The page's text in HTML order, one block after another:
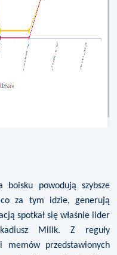
boisku powodują szybsze
za tym idzie, generują
spotkał się właśnie lider
Milik. Z reguły
przedstawionych